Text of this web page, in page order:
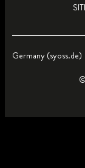
Germany (syoss.de)